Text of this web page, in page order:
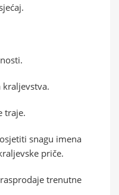
kraljevstva.
traje.
snagu imena
priče.
trenutne